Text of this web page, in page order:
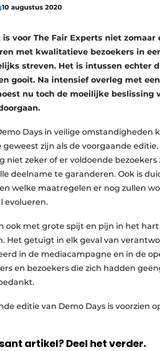
aanmelden
10 augustus 2020
voor The Fair Experts niet
met kwalitatieve bezoekers in
streven. Het is intussen echter
gooit. Na intensief overleg met
nu toch de moeilijke beslissing
Days in veilige omstandigheden
geweest zijn als de voorgaande
niet zeker of er voldoende
deelname te garanderen. Ook is
welke maatregelen er nog zullen
evolueren.
ook met grote spijt en pijn in het
Het getuigt in elk geval van
in de mediacampagne en in de
en bezoekers die zich hadden
editie van Demo Days is voorzien
artikel? Deel het verder.